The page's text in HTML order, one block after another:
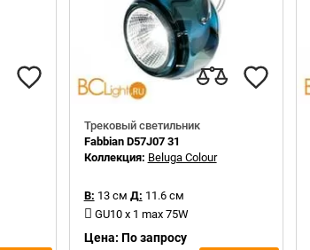
Трековый светильник
Fabbian D57J07 31
Коллекция: Beluga Colour
В: 13 см Д: 11.6 см
GU10 x 1 max 75W
Цена: По запросу